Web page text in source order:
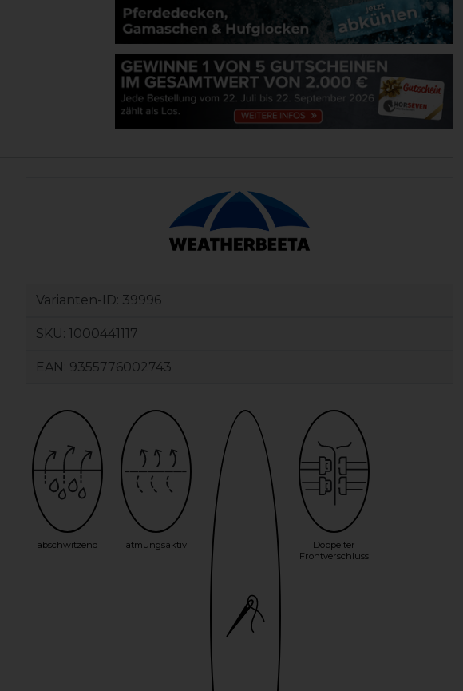
Varianten-ID: 39996
SKU: 1000441117
EAN: 9355776002743
abschwitzend atmungsaktiv
Doppelter
Frontverschluss